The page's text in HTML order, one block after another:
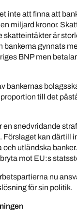
inte att finna att
miljard kronor.
skatteintäkter är
bankerna gynnats
BNP men
bankernas
till det
snedvridande
kan därtill
utländska
mot EU:s
nu
för sin politik.